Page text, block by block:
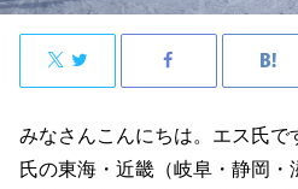
みなさんこんにちは。エス氏で
氏の東海・近畿（岐阜・静岡・